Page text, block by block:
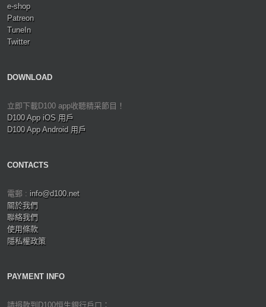
e-shop
Patreon
TuneIn
Twitter
DOWNLOAD
立即下載D100 app收聽精采節目！
D100 App iOS 用戶
D100 App Android 用戶
CONTACTS
電郵 : info@d100.net
關於我們
聯絡我們
使用條款
隱私權政策
PAYMENT INFO
請捐款到D100恒生銀行戶口：